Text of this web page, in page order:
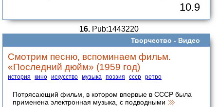
10.9
16. Pub:1443220
Творчество - Видео
Смотрим песню, вспоминаем фильм.
«Последний дюйм» (1959 год)
история кино искусство музыка поэзия ссср ретро
Потрясающий фильм, в котором впервые в СССР была
применена электронная музыка, с подводными